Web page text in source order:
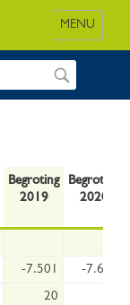
MENU
Begroting
2019
Begroting
2020
-7.501
-7.609
20